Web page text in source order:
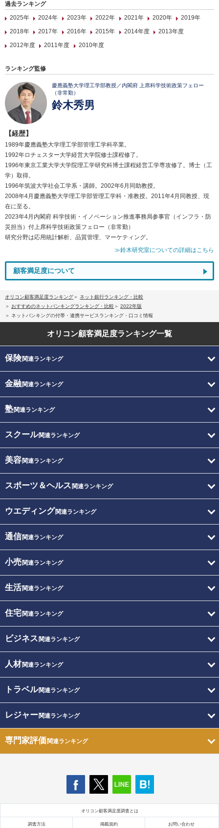
過去ランキング
2025年
2024年 2023年 2022年 2021年 2020年
2019年
2018年
2017年 2016年 2015年 2014年度
2013年度
2012年度
2011年度 2010年度
ランキング監修
慶應義塾大学理工学部教授／内閣府 上席科学技術政策フェロー
（非常勤）
鈴木秀男
【経歴】
1989年慶應義塾大学理工学部管理工学科卒業。
1992年ロチェスター大学経営大学院修士課程修了。
1996年東京工業大学大学院理工学研究科博士課程経営工学専攻修了。博士（工
学）取得。
1996年筑波大学社会工学系・講師。2002年6月同助教授。
2008年4月慶應義塾大学理工学部管理工学科・准教授。2011年4月同教授、現
在に至る。
2023年4月内閣府 科学技術・イノベーション推進事務局参事官（インフラ・防
災担当）付上席科学技術政策フェロー（非常勤）
研究分野は応用統計解析、品質管理、マーケティング。
≫鈴木研究室についての詳細はこちら
顧客満足度について
オリコン顧客満足度ランキング
ネット銀行ランキング・比較
おすすめのネットバンキングランキング・比較
2022年版
ネットバンキングの付帯・連携サービスランキング・口コミ情報
オリコン顧客満足度ランキング一覧
保険関連ランキング
金融関連ランキング
塾関連ランキング
スクール関連ランキング
美容関連ランキング
スポーツ＆ヘルス 関連ランキング
ウエディング関連ランキング
通信関連ランキング
小売関連ランキング
生活関連ランキング
住宅関連ランキング
ビジネス 関連ランキング
人材関連ランキング
トラベル関連ランキング
レジャー関連ランキング
専門家評価関連ランキング
オリコン顧客満足度調査とは
調査方法 掲載規約 お問い合わせ